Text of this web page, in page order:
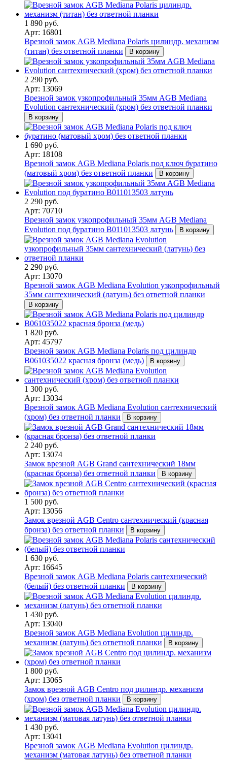
1 890 руб.
Арт: 16801
Врезной замок AGB Mediana Polaris цилиндр. механизм
(титан) без ответной планки
В корзину
2 290 руб.
Арт: 13069
Врезной замок узкопрофильный 35мм AGB Mediana
Evolution сантехнический (хром) без ответной планки
В корзину
1 690 руб.
Арт: 18108
Врезной замок AGB Mediana Polaris под ключ буратино
(матовый хром) без ответной планки
В корзину
2 290 руб.
Арт: 70710
Врезной замок узкопрофильный 35мм AGB Mediana
Evolution под буратино B011013503 латунь
В корзину
2 290 руб.
Арт: 13070
Врезной замок AGB Mediana Evolution узкопрофильный
35мм сантехнический (латунь) без ответной планки
В корзину
1 820 руб.
Арт: 45797
Врезной замок AGB Mediana Polaris под цилиндр
В061035022 красная бронза (медь)
В корзину
1 300 руб.
Арт: 13034
Врезной замок AGB Mediana Evolution сантехнический
(хром) без ответной планки
В корзину
2 240 руб.
Арт: 13074
Замок врезной AGB Grand сантехнический 18мм
(красная бронза) без ответной планки
В корзину
1 500 руб.
Арт: 13056
Замок врезной AGB Centro сантехнический (красная
бронза) без ответной планки
В корзину
1 630 руб.
Арт: 16645
Врезной замок AGB Mediana Polaris сантехнический
(белый) без ответной планки
В корзину
1 430 руб.
Арт: 13040
Врезной замок AGB Mediana Evolution цилиндр.
механизм (латунь) без ответной планки
В корзину
1 800 руб.
Арт: 13065
Замок врезной AGB Centro под цилиндр. механизм
(хром) без ответной планки
В корзину
1 430 руб.
Арт: 13041
Врезной замок AGB Mediana Evolution цилиндр.
механизм (матовая латунь) без ответной планки